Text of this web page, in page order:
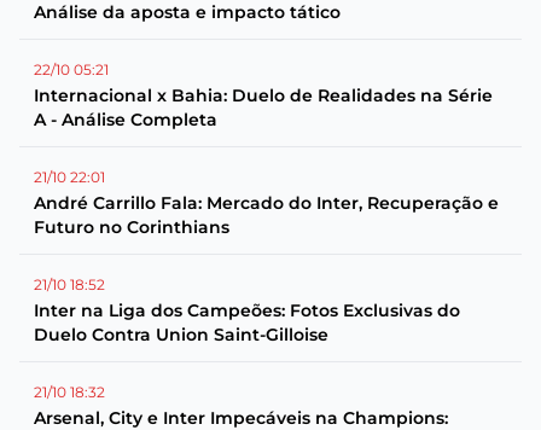
Análise da aposta e impacto tático
22/10 05:21
Internacional x Bahia: Duelo de Realidades na Série
A - Análise Completa
21/10 22:01
André Carrillo Fala: Mercado do Inter, Recuperação e
Futuro no Corinthians
21/10 18:52
Inter na Liga dos Campeões: Fotos Exclusivas do
Duelo Contra Union Saint-Gilloise
21/10 18:32
Arsenal, City e Inter Impecáveis na Champions: